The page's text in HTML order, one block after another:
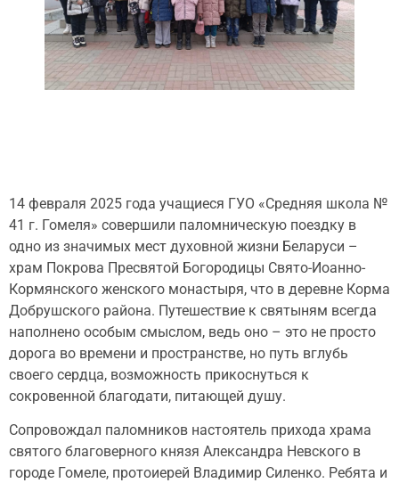
14 февраля 2025 года учащиеся ГУО «Средняя школа №
41 г. Гомеля» совершили паломническую поездку в
одно из значимых мест духовной жизни Беларуси –
храм Покрова Пресвятой Богородицы Свято-Иоанно-
Кормянского женского монастыря, что в деревне Корма
Добрушского района. Путешествие к святыням всегда
наполнено особым смыслом, ведь оно – это не просто
дорога во времени и пространстве, но путь вглубь
своего сердца, возможность прикоснуться к
сокровенной благодати, питающей душу.
Сопровождал паломников настоятель прихода храма
святого благоверного князя Александра Невского в
городе Гомеле, протоиерей Владимир Силенко. Ребята и